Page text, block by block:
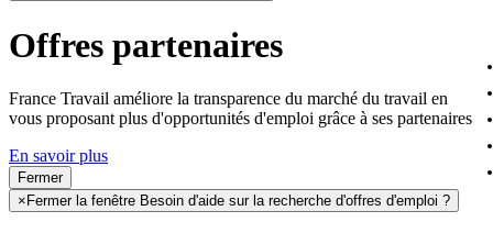
Offres partenaires
France Travail améliore la transparence du marché du travail en
vous proposant plus d'opportunités d'emploi grâce à ses partenaires
En savoir plus
Fermer
× Fermer la fenêtre Besoin d'aide sur la recherche d'offres d'emploi ?